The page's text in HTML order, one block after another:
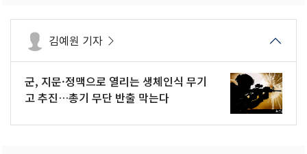
김예원 기자
군, 지문·정맥으로 열리는 생체인식 무기
고 추진…총기 무단 반출 막는다